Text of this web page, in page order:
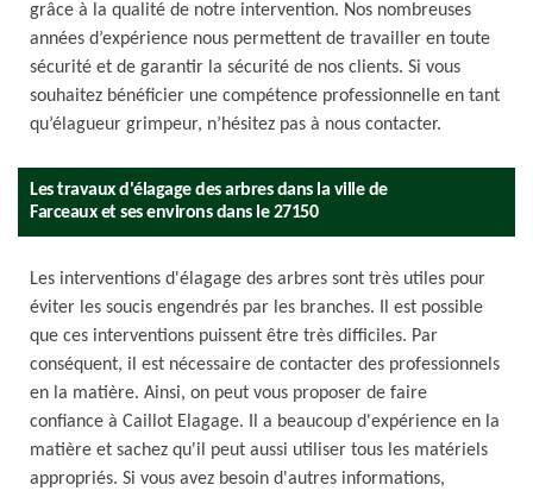
grâce à la qualité de notre intervention. Nos nombreuses
années d’expérience nous permettent de travailler en toute
sécurité et de garantir la sécurité de nos clients. Si vous
souhaitez bénéficier une compétence professionnelle en tant
qu’élagueur grimpeur, n’hésitez pas à nous contacter.
Les travaux d'élagage des arbres dans la ville de
Farceaux et ses environs dans le 27150
Les interventions d'élagage des arbres sont très utiles pour
éviter les soucis engendrés par les branches. Il est possible
que ces interventions puissent être très difficiles. Par
conséquent, il est nécessaire de contacter des professionnels
en la matière. Ainsi, on peut vous proposer de faire
confiance à Caillot Elagage. Il a beaucoup d'expérience en la
matière et sachez qu'il peut aussi utiliser tous les matériels
appropriés. Si vous avez besoin d'autres informations,